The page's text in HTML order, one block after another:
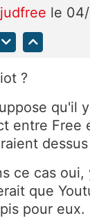
judfree le
?
qu'il
entre Free
dessus
ce cas oui,
que
pour eux.